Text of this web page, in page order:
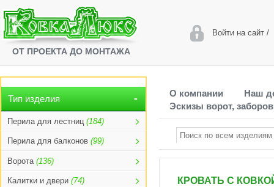
ОТ ПРОЕКТА ДО МОНТАЖА
Войти на сайт/
Тип изделия
Перила для лестниц (184)
Перила для балконов (99)
Ворота (136)
Калитки и двери (74)
О компании
Наш
Эскизы ворот, заборов
КРОВАТЬ С